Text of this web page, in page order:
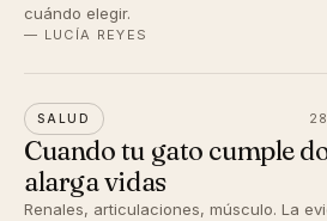
cuándo elegir.
— LUCÍA REYES
SALUD
Cuando tu gato cumple
alarga vidas
Renales, articulaciones, músculo. La